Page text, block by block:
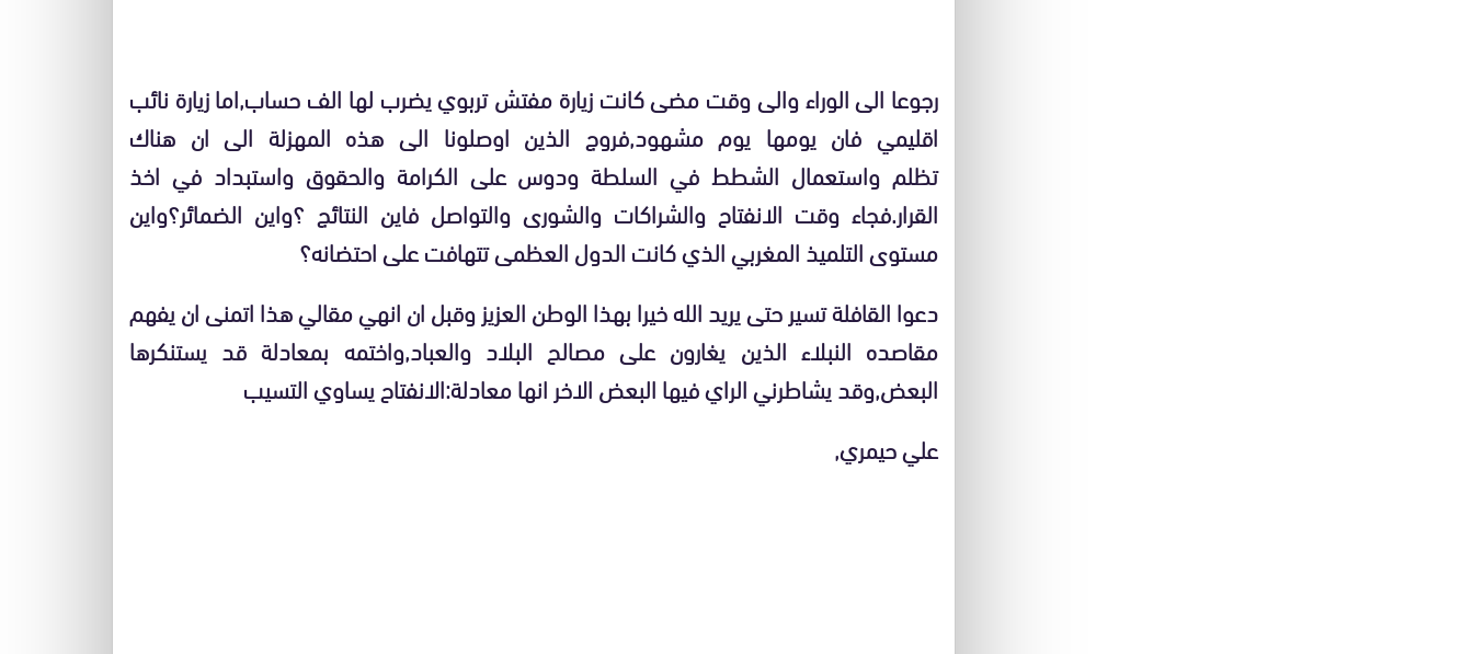
رجوعا الى الوراء والى وقت مضى كانت زيارة مفتش تربوي يضرب لها الف حساب,اما زيارة نائب
اقليمي فان يومها يوم مشهود,فروج الذين اوصلونا الى هذه المهزلة الى ان هناك
تظلم واستعمال الشطط في السلطة ودوس على الكرامة والحقوق واستبداد في اخذ
القرار.فجاء وقت الانفتاح والشراكات والشورى والتواصل فاين النتائج ؟واين الضمائر؟واين
مستوى التلميذ المغربي الذي كانت الدول العظمى تتهافت على احتضانه؟
دعوا القافلة تسير حتى يريد الله خيرا بهذا الوطن العزيز وقبل ان انهي مقالي هذا اتمنى ان يفهم
مقاصده النبلاء الذين يغارون على مصالح البلاد والعباد,واختمه بمعادلة قد يستنكرها
البعض,وقد يشاطرني الراي فيها البعض الاخر انها معادلة:الانفتاح يساوي التسيب
علي حيمري,